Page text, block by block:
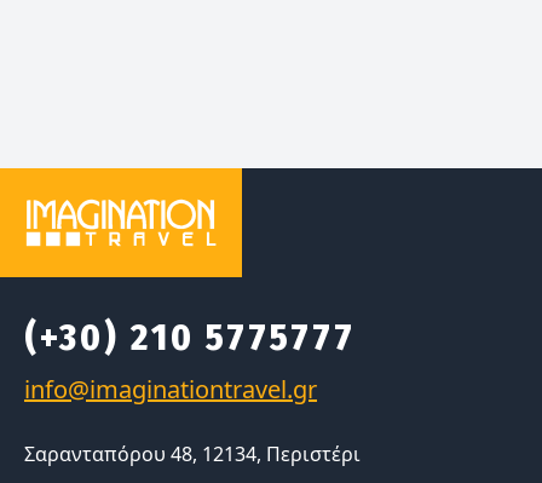
(+30) 210 5775777
Σαρανταπόρου 48, 12134, Περιστέρι